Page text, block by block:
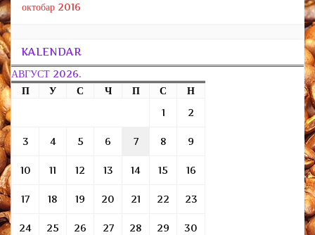
октобар 2016
KALENDAR
АВГУСТ 2026.
П
У С Ч П С
Н
1
2
3 4 5 6 7 8 9
10 11 12 13 14 15 16
17 18 19 20 21 22 23
24 25 26 27 28 29 30